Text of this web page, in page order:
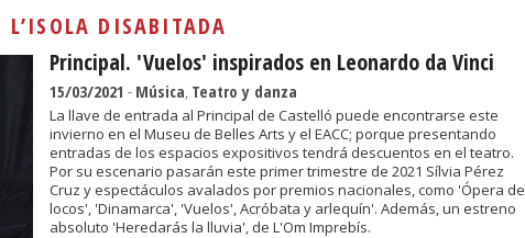
L’ISOLA DISABITADA
Principal. 'Vuelos' inspirados en Leonardo da Vinci
15/03/2021 - Música, Teatro y danza
La llave de entrada al Principal de Castelló puede encontrarse este
invierno en el Museu de Belles Arts y el EACC; porque presentando
entradas de los espacios expositivos tendrá descuentos en el teatro.
Por su escenario pasarán este primer trimestre de 2021 Sílvia Pérez
Cruz y espectáculos avalados por premios nacionales, como 'Ópera de
locos', 'Dinamarca', 'Vuelos', Acróbata y arlequín'. Además, un estreno
absoluto 'Heredarás la lluvia', de L'Om Imprebís.